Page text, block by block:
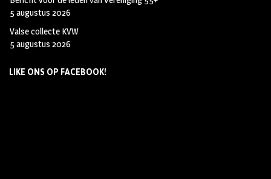
5 augustus 2026
Valse collecte KVW
5 augustus 2026
LIKE ONS OP FACEBOOK!